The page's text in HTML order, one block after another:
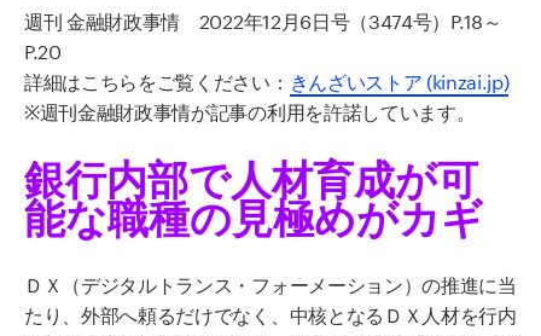
週刊 金融財政事情 2022年12月6日号（3474号） P.18～
P.20
詳細はこちらをご覧ください： きんざいストア (kinzai.jp)
※週刊金融財政事情が記事の利用を許諾しています。
銀行内部で人材育成が可
能な職種の見極めがカギ
ＤＸ（デジタルトランス・フォーメーション）の推進に当
たり、外部へ頼るだけでなく、中核となるＤＸ人材を行内